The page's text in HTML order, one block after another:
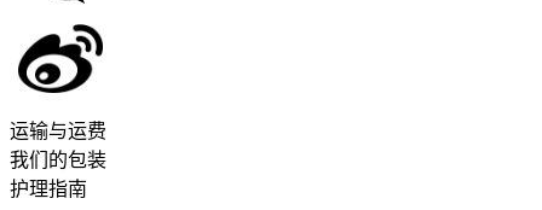
运输与运费
我们的包装
护理指南